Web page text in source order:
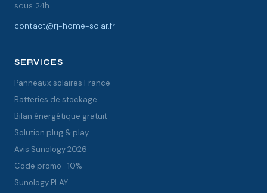
sous 24h.
contact@rj-home-solar.fr
SERVICES
Panneaux solaires France
Batteries de stockage
Bilan énergétique gratuit
Solution plug & play
Avis Sunology 2026
Code promo -10%
Sunology PLAY